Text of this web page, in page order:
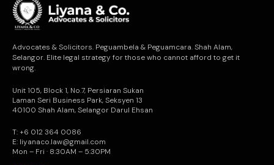
Advocates & Solicitors. Peguambela & Peguamcara. Shah Alam,
Selangor. Elite legal strategy for those who cannot afford to get it
wrong.
Unit 105, Block 1, No.7, Persiaran Sukan
Laman Seri Business Park, Seksyen 13
40100 Shah Alam, Selangor Darul Ehsan
T: +6 012 364 0086
E: liyanaco.law@gmail.com
Mon – Fri · 8:30AM – 5:30PM